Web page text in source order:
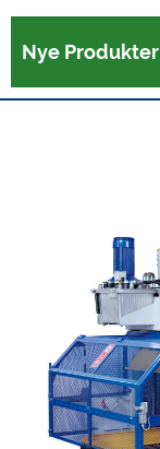
Nye Produkter